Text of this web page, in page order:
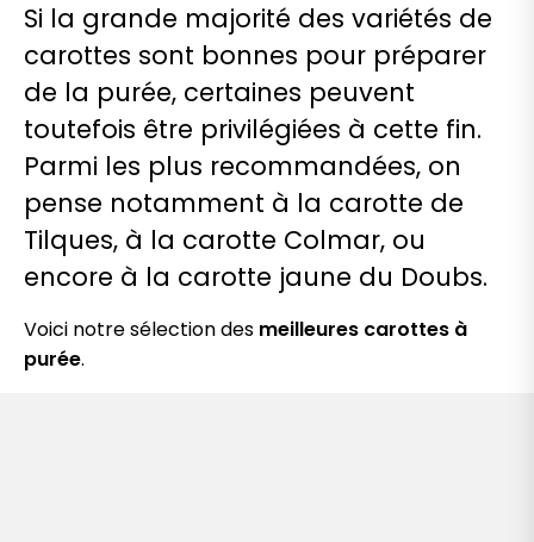
Si la grande majorité des variétés de
carottes sont bonnes pour préparer
de la purée, certaines peuvent
toutefois être privilégiées à cette fin.
Parmi les plus recommandées, on
pense notamment à la carotte de
Tilques, à la carotte Colmar, ou
encore à la carotte jaune du Doubs.
Voici notre sélection des meilleures carottes à
purée.